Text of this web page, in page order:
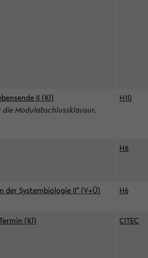
II (Kl)
Modulabschlussklausur.
H10
H6
der Systembiologie II" (V+Ü)
H6
(Kl) CITEC